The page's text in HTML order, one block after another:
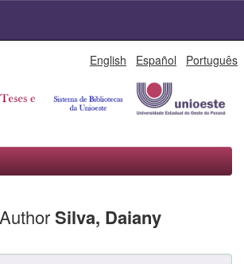
English Español Português
Silva, Daiany